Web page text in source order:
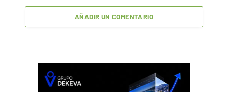
AÑADIR UN COMENTARIO